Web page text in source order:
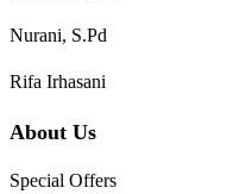
Nurani, S.Pd
Rifa Irhasani
About Us
Special Offers